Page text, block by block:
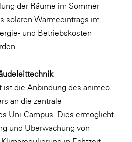
der Räume im Sommer
solaren Wärmeeintrags im
und Betriebskosten
die Anbindung des animeo
an die zentrale
Uni-Campus. Dies ermöglicht
und Überwachung von